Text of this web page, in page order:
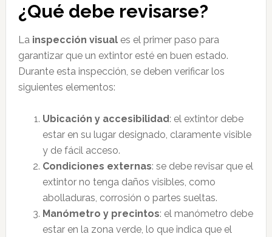
¿Qué debe revisarse?
La inspección visuales el primer paso para
garantizar que un extintor esté en buen estado.
Durante esta inspección, se deben verificar los
siguientes elementos:
Ubicación y accesibilidad: el extintor debe
estar en su lugar designado, claramente visible
y de fácil acceso.
Condiciones externas: se debe revisar que el
extintor no tenga daños visibles, como
abolladuras, corrosión o partes sueltas.
Manómetro y precintos: el manómetro debe
estar en la zona verde, lo que indica que el